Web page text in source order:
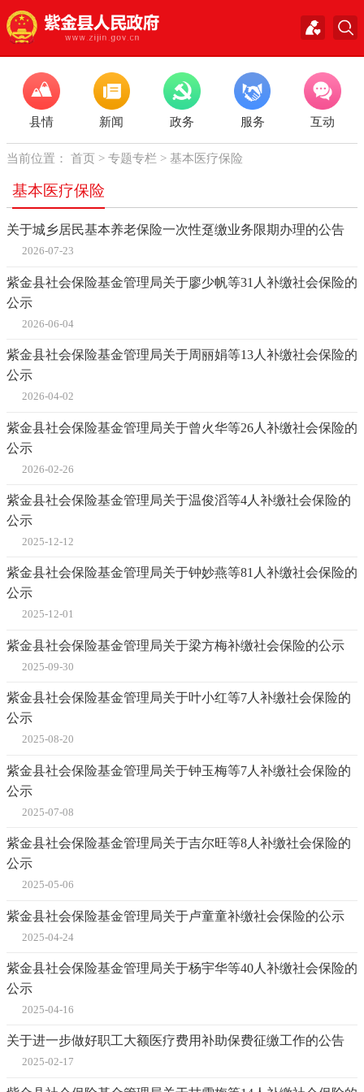
县情 新闻 政务 服务 互动
当前位置： 首页 > 专题专栏 > 基本医疗保险
基本医疗保险
关于城乡居民基本养老保险一次性趸缴业务限期办理的公告
2026-07-23
紫金县社会保险基金管理局关于廖少帆等31人补缴社会保险的
公示
2026-06-04
紫金县社会保险基金管理局关于周丽娟等13人补缴社会保险的
公示
2026-04-02
紫金县社会保险基金管理局关于曾火华等26人补缴社会保险的
公示
2026-02-26
紫金县社会保险基金管理局关于温俊滔等4人补缴社会保险的
公示
2025-12-12
紫金县社会保险基金管理局关于钟妙燕等81人补缴社会保险的
公示
2025-12-01
紫金县社会保险基金管理局关于梁方梅补缴社会保险的公示
2025-09-30
紫金县社会保险基金管理局关于叶小红等7人补缴社会保险的
公示
2025-08-20
紫金县社会保险基金管理局关于钟玉梅等7人补缴社会保险的
公示
2025-07-08
紫金县社会保险基金管理局关于吉尔旺等8人补缴社会保险的
公示
2025-05-06
紫金县社会保险基金管理局关于卢童童补缴社会保险的公示
2025-04-24
紫金县社会保险基金管理局关于杨宇华等40人补缴社会保险的
公示
2025-04-16
关于进一步做好职工大额医疗费用补助保费征缴工作的公告
2025-02-17